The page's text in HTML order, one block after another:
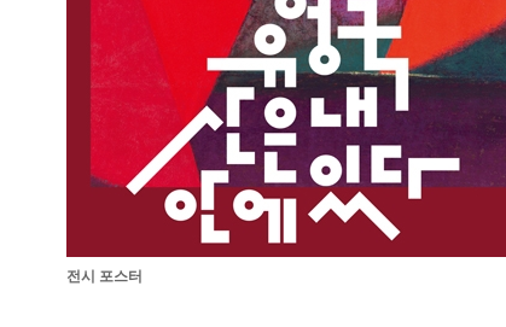
전시 포스터